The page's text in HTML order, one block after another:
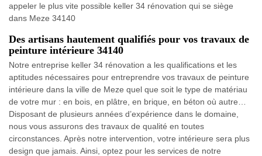
appeler le plus vite possible keller 34 rénovation qui se siège
dans Meze 34140
Des artisans hautement qualifiés pour vos travaux de
peinture intérieure 34140
Notre entreprise keller 34 rénovation a les qualifications et les
aptitudes nécessaires pour entreprendre vos travaux de peinture
intérieure dans la ville de Meze quel que soit le type de matériau
de votre mur : en bois, en plâtre, en brique, en béton où autre…
Disposant de plusieurs années d’expérience dans le domaine,
nous vous assurons des travaux de qualité en toutes
circonstances. Après notre intervention, votre intérieure sera plus
design que jamais. Ainsi, optez pour les services de notre